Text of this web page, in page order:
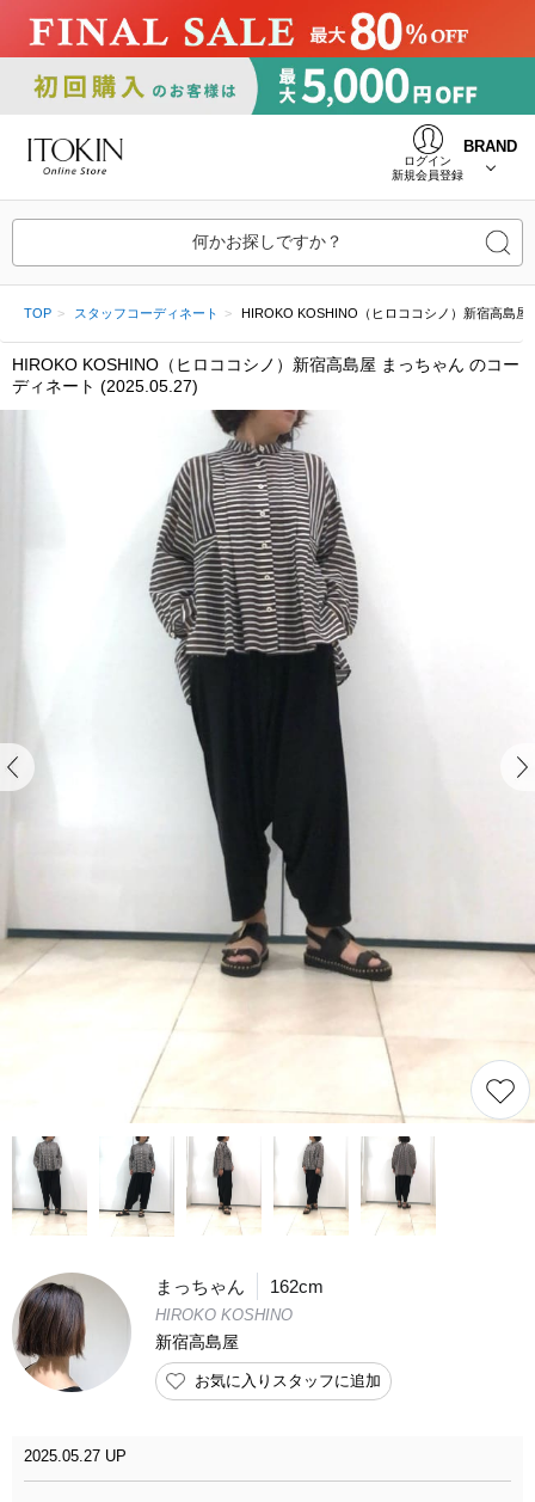
ログイン
新規会員登録
BRAND
何かお探しですか？
TOP スタッフコーディネート HIROKO KOSHINO（ヒロココシノ）新宿高島屋
HIROKO KOSHINO（ヒロココシノ）新宿高島屋 まっちゃん のコー
ディネート (2025.05.27)
まっちゃん 162cm
HIROKO KOSHINO
新宿高島屋
お気に入りスタッフに追加
2025.05.27 UP